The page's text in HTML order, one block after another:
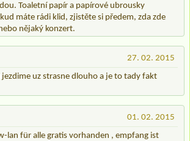
Toaletní papír a papírové ubrousky
máte rádi klid, zjistěte si předem, zda zde
nějaký konzert.
27. 02. 2015
uz strasne dlouho a je to tady fakt
01. 02. 2015
lan für alle gratis vorhanden , empfang ist